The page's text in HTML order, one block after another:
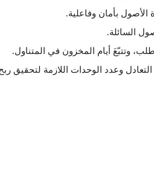
بأمان وفاعلية.
السائلة.
وعدد الوحدات اللازمة لتحقيق